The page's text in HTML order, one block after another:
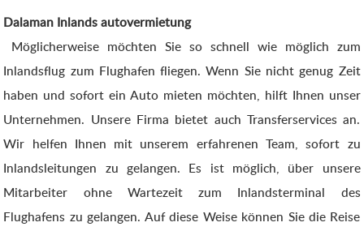
Dalaman Inlands autovermietung
Möglicherweise möchten Sie so schnell wie möglich zum
Inlandsflug zum Flughafen fliegen. Wenn Sie nicht genug Zeit
haben und sofort ein Auto mieten möchten, hilft Ihnen unser
Unternehmen. Unsere Firma bietet auch Transferservices an.
Wir helfen Ihnen mit unserem erfahrenen Team, sofort zu
Inlandsleitungen zu gelangen. Es ist möglich, über unsere
Mitarbeiter ohne Wartezeit zum Inlandsterminal des
Flughafens zu gelangen. Auf diese Weise können Sie die Reise